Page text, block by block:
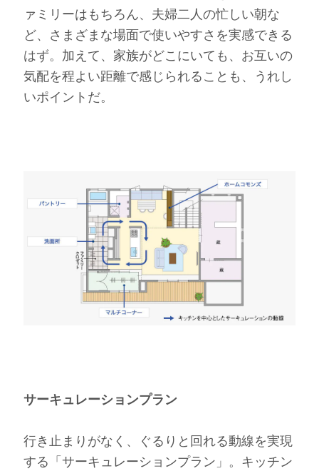
ァミリーはもちろん、夫婦二人の忙しい朝な
ど、さまざまな場面で使いやすさを実感できる
はず。加えて、家族がどこにいても、お互いの
気配を程よい距離で感じられることも、うれし
いポイントだ。
サーキュレーションプラン
行き止まりがなく、ぐるりと回れる動線を実現
する「サーキュレーションプラン」。キッチン